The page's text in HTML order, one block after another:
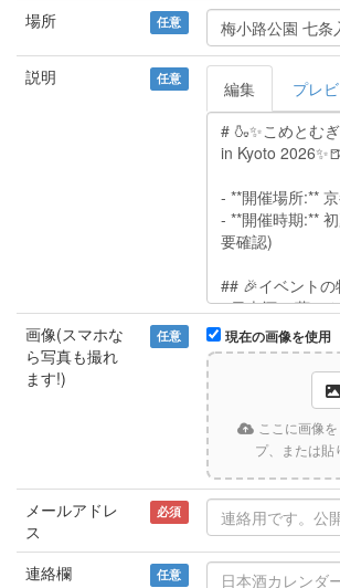
場所 任意
説明 任意 編集 プレ
画像(スマホな
ら写真も撮れ
ます!)
任意 現在の画像を使用
ここに画像
プ、または貼
メールアドレ
ス
必須
連絡欄 任意